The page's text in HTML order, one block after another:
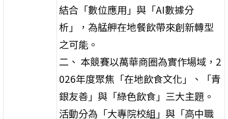
結合「數位應用」與「AI數據分
析」，為艋舺在地餐飲帶來創新轉型
之可能。
二、 本競賽以萬華商圈為實作場域，2
026年度聚焦「在地飲食文化」、「青
銀友善」與「綠色飲食」三大主題。
活動分為「大專院校組」與「高中職